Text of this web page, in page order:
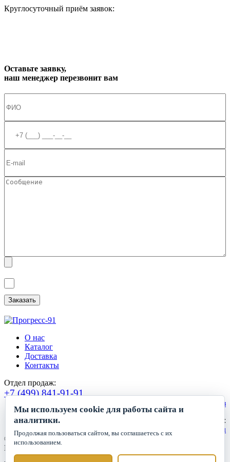
Круглосуточный приём заявок:
Оставьте заявку,
наш менеджер перезвонит вам
О нас
Каталог
Доставка
Контакты
Отдел продаж:
+7 (499) 841-91-91
Сделать заказ
Круглосуточный прием заявок:
zakaz1@progress91.ru
©2019-2026. ООО «ГК Прогресс»
Все права защищены.
Мы используем cookie для работы сайта и
аналитики.
Продолжая пользоваться сайтом, вы соглашаетесь с их
использованием.